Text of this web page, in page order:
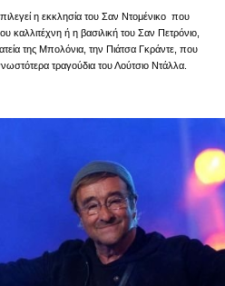
η εκκλησία του Σαν Ντομένικο που
καλλιτέχνη ή η βασιλική του Σαν Πετρόνιο,
της Μπολόνια, την Πιάτσα Γκράντε, που
τραγούδια του Λούτσιο Ντάλλα.